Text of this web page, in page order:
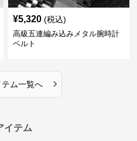
¥5,320 (税込)
高級五連編み込みメタル腕時計
ベルト
テム一覧へ ›
イテム